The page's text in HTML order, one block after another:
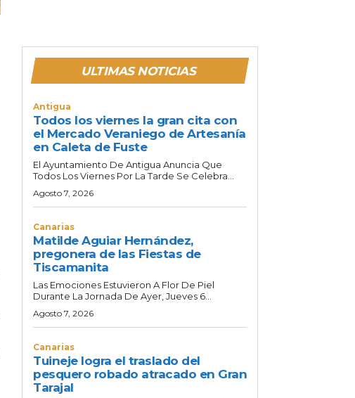
ULTIMAS NOTICIAS
Antigua
Todos los viernes la gran cita con
el Mercado Veraniego de Artesanía
en Caleta de Fuste
El Ayuntamiento De Antigua Anuncia Que
Todos Los Viernes Por La Tarde Se Celebra...
Agosto 7, 2026
Canarias
Matilde Aguiar Hernández,
pregonera de las Fiestas de
Tiscamanita
Las Emociones Estuvieron A Flor De Piel
Durante La Jornada De Ayer, Jueves 6...
Agosto 7, 2026
Canarias
Tuineje logra el traslado del
pesquero robado atracado en Gran
Tarajal